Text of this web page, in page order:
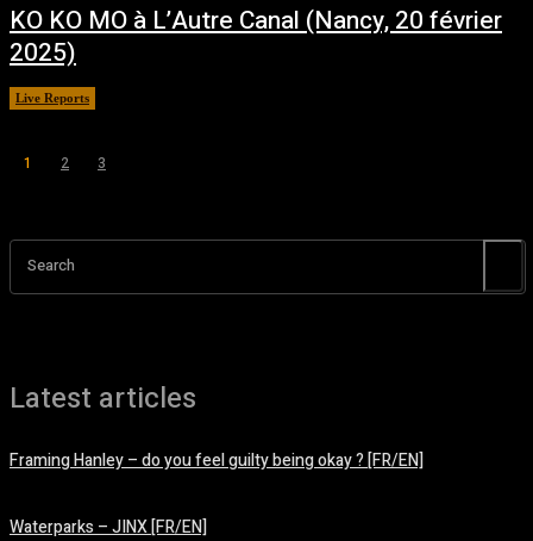
KO KO MO à L’Autre Canal (Nancy, 20 février
2025)
Live Reports
1 2 3
Search
Latest articles
Framing Hanley – do you feel guilty being okay ? [FR/EN]
Waterparks – JINX [FR/EN]